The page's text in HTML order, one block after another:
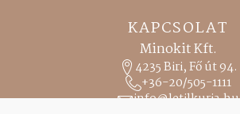
KAPCSOLAT
Minokit Kft.
4235 Biri, Fő út 94.
+36-20/505-1111
info@letilkuria.hu